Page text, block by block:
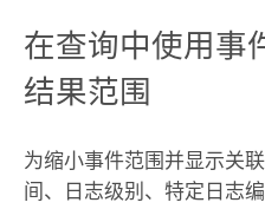
在查询中使用事
结果范围
为缩小事件范围并显示关
间、日志级别、特定日志